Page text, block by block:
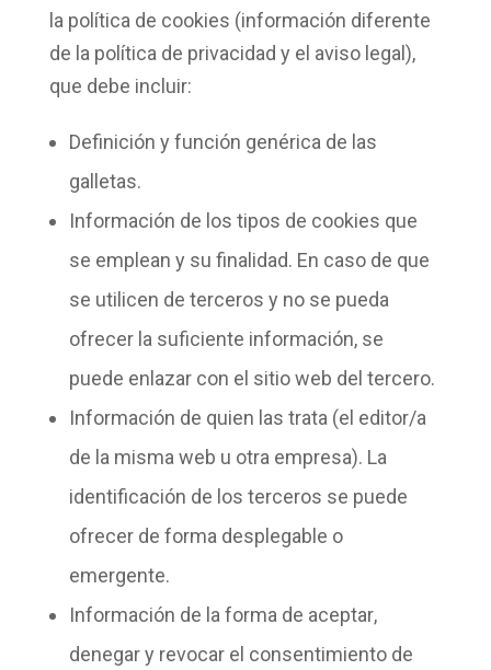
la política de cookies (información diferente
de la política de privacidad y el aviso legal),
que debe incluir:
Definición y función genérica de las
galletas.
Información de los tipos de cookies que
se emplean y su finalidad. En caso de que
se utilicen de terceros y no se pueda
ofrecer la suficiente información, se
puede enlazar con el sitio web del tercero.
Información de quien las trata (el editor/a
de la misma web u otra empresa). La
identificación de los terceros se puede
ofrecer de forma desplegable o
emergente.
Información de la forma de aceptar,
denegar y revocar el consentimiento de